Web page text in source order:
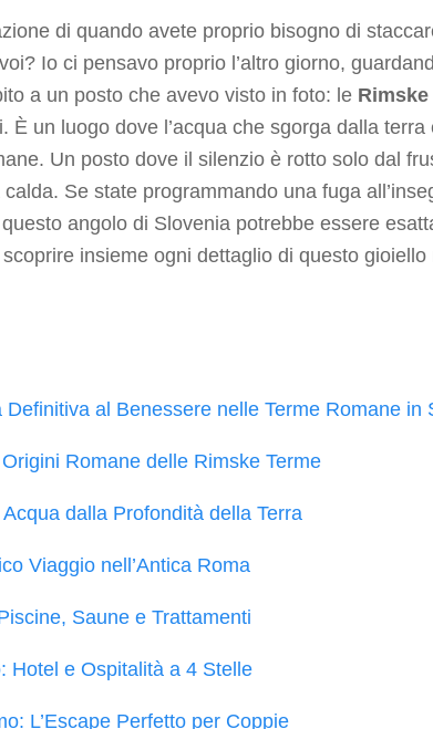
di quando avete proprio bisogno di
Io ci pensavo proprio l’altro giorno,
a un posto che avevo visto in foto: le Rimske
È un luogo dove l’acqua che sgorga dalla
Un posto dove il silenzio è rotto solo dal
calda. Se state programmando una fuga
angolo di Slovenia potrebbe essere
insieme ogni dettaglio di questo
Definitiva al Benessere nelle Terme Romane in
Romane delle Rimske Terme
dalla Profondità della Terra
Viaggio nell’Antica Roma
Saune e Trattamenti
Hotel e Ospitalità a 4 Stelle
L’Escape Perfetto per Coppie